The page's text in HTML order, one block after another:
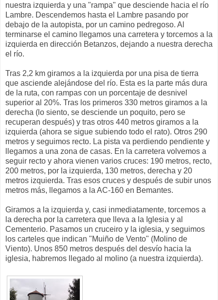
nuestra izquierda y una "rampa" que desciende hacia el río
Lambre. Descendemos hasta el Lambre pasando por
debajo de la autopista, por un camino pedregoso. Al
terminarse el camino llegamos una carretera y torcemos a la
izquierda en dirección Betanzos, dejando a nuestra derecha
el río.
Tras 2,2 km giramos a la izquierda por una pisa de tierra
que asciende alejándose del río. Esta es la parte más dura
de la ruta, con rampas con un porcentaje de desnivel
superior al 20%. Tras los primeros 330 metros giramos a la
derecha (lo siento, se desciende un poquito, pero se
recuperan después) y tras otros 440 metros giramos a la
izquierda (ahora se sigue subiendo todo el rato). Otros 290
metros y seguimos recto. La pista va perdiendo pendiente y
llegamos a una zona de casas. En la carretera volvemos a
seguir recto y ahora vienen varios cruces: 190 metros, recto,
200 metros, por la izquierda, 130 metros, derecha y 20
metros izquierda. Tras esos cruces y después de subir unos
metros más, llegamos a la AC-160 en Bemantes.
Giramos a la izquierda y, casi inmediatamente, torcemos a
la derecha por la carretera que lleva a la Iglesia y al
Cementerio. Pasamos un cruceiro y la iglesia, y seguimos
los carteles que indican "Muiño de Vento" (Molino de
Viento). Unos 850 metros después del desvío hacia la
iglesia, habremos llegado al molino (a nuestra izquierda).